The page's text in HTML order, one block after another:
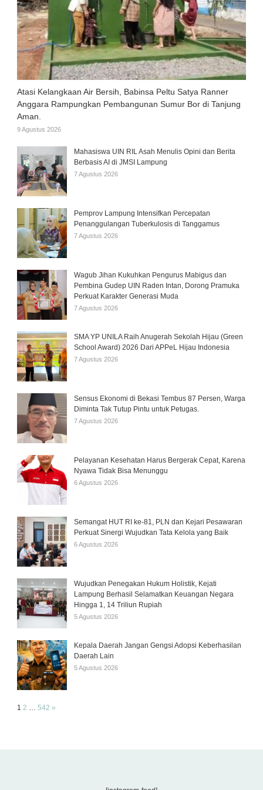
Atasi Kelangkaan Air Bersih, Babinsa Peltu Satya Ranner
Anggara Rampungkan Pembangunan Sumur Bor di Tanjung
Aman.
9 Agustus 2026
Mahasiswa UIN RIL Asah Menulis Opini dan Berita
Berbasis AI di JMSI Lampung
7 Agustus 2026
Pemprov Lampung Intensifkan Percepatan
Penanggulangan Tuberkulosis di Tanggamus
7 Agustus 2026
Wagub Jihan Kukuhkan Pengurus Mabigus dan
Pembina Gudep UIN Raden Intan, Dorong Pramuka
Perkuat Karakter Generasi Muda
7 Agustus 2026
SMA YP UNILA Raih Anugerah Sekolah Hijau (Green
School Award) 2026 Dari APPeL Hijau Indonesia
7 Agustus 2026
Sensus Ekonomi di Bekasi Tembus 87 Persen, Warga
Diminta Tak Tutup Pintu untuk Petugas.
7 Agustus 2026
Pelayanan Kesehatan Harus Bergerak Cepat, Karena
Nyawa Tidak Bisa Menunggu
6 Agustus 2026
Semangat HUT RI ke-81, PLN dan Kejari Pesawaran
Perkuat Sinergi Wujudkan Tata Kelola yang Baik
6 Agustus 2026
Wujudkan Penegakan Hukum Holistik, Kejati
Lampung Berhasil Selamatkan Keuangan Negara
Hingga 1, 14 Triliun Rupiah
5 Agustus 2026
Kepala Daerah Jangan Gengsi Adopsi Keberhasilan
Daerah Lain
5 Agustus 2026
Page:
1 2 … 542 Next
»